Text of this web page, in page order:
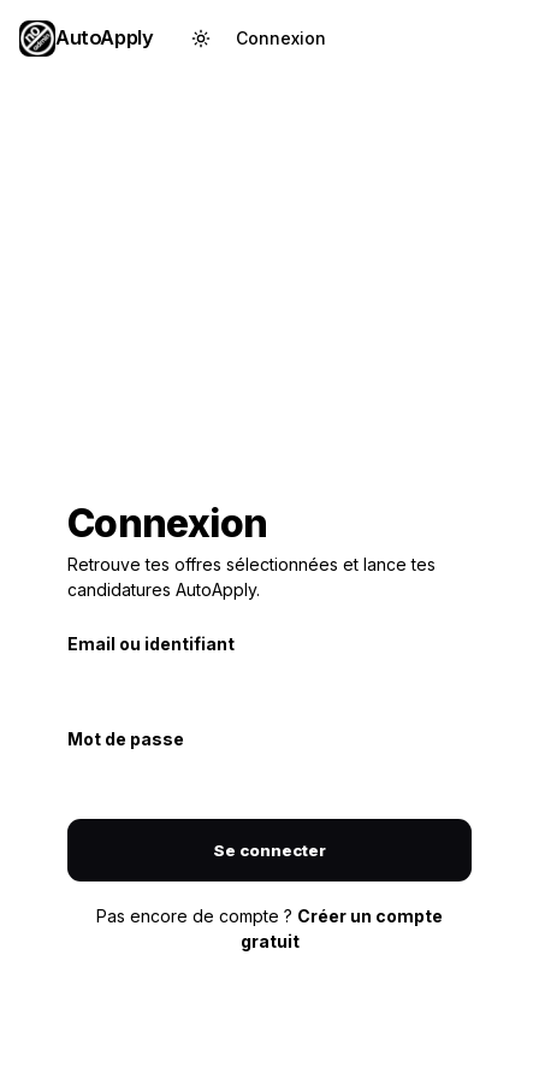
AutoApply Connexion
Connexion
Retrouve tes offres sélectionnées et lance tes
candidatures AutoApply.
Email ou identifiant
Mot de passe
Se connecter
Pas encore de compte ? Créer un compte
gratuit